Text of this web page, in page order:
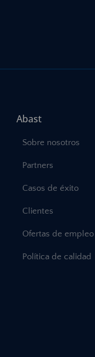
Abast
Sobre nosotros
Partners
Casos de éxito
Clientes
Ofertas de empleo
Política de calidad